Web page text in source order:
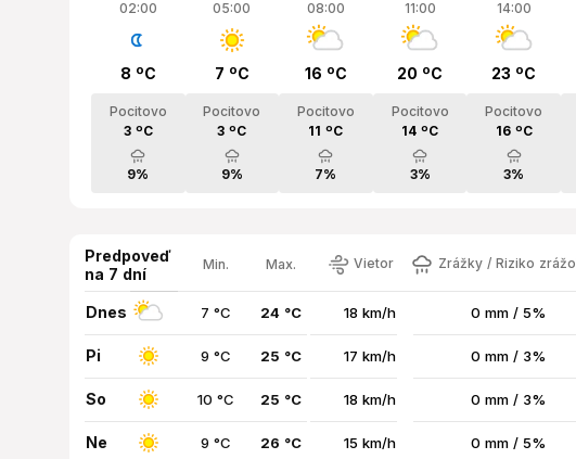
02:00
8 ºC
Pocitovo
3 ºC
9%
05:00
7 ºC
Pocitovo
3 ºC
9%
08:00
16 ºC
Pocitovo
11 ºC
7%
11:00
20 ºC
Pocitovo
14 ºC
3%
14:00
23 ºC
Pocitovo
16 ºC
3%
Predpoveď
na 7 dní
Min. Max. Vietor Zrážky / Riziko
Dnes 7 °C 24 °C 18 km/h 0 mm / 5%
Pi 9 °C 25 °C 17 km/h 0 mm / 3%
So 10 °C 25 °C 18 km/h 0 mm / 3%
Ne 9 °C 26 °C 15 km/h 0 mm / 5%